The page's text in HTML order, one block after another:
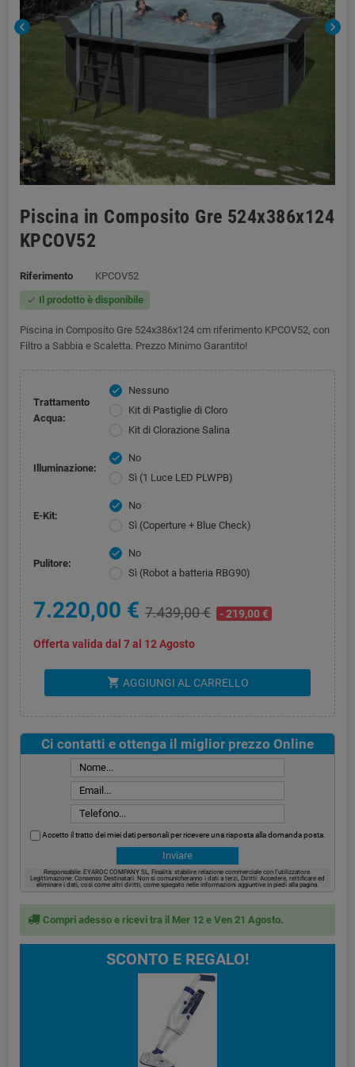
chevron_left chevron_right
Piscina in Composito Gre 524x386x124
KPCOV52
Riferimento KPCOV52
check Il prodotto è disponibile
Piscina in Composito Gre 524x386x124 cm riferimento KPCOV52, con
Filtro a Sabbia e Scaletta. Prezzo Minimo Garantito!
Trattamento
Acqua:
check
Nessuno
Kit di Pastiglie di Cloro
Kit di Clorazione Salina
Illuminazione:
check
No
Sì (1 Luce LED PLWPB)
E-Kit:
check
No
Sì (Coperture + Blue Check)
Pulitore:
check
No
Sì (Robot a batteria RBG90)
7.220,00 € 7.439,00 € - 219,00 €
Offerta valida dal 7 al 12 Agosto
shopping_cart AGGIUNGI AL CARRELLO
Ci contatti e ottenga il miglior prezzo Online
Accetto il tratto dei miei dati personali per ricevere una risposta alla domanda posta.
Responsabile: EYAROC COMPANY SL, Finalità: stabilire relazione commerciale con l’utilizzatore.
Legittimazione: Consenso Destinatari: Non si comunicheranno i dati a terzi, Diritti: Accedere, rettificare ed
eliminare i dati, così come altri diritti, come spiegato nelle informazioni aggiuntive in piedi alla pagina.
Compri adesso e ricevi tra il Mer 12 e Ven 21 Agosto.
SCONTO E REGALO!